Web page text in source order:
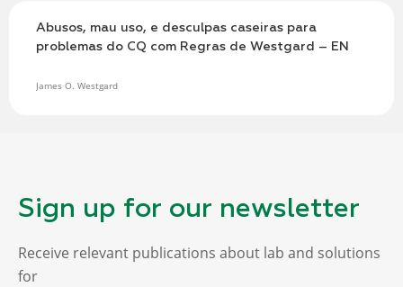
Abusos, mau uso, e desculpas caseiras para
problemas do CQ com Regras de Westgard – EN
James O. Westgard
Sign up for our newsletter
Receive relevant publications about lab and solutions
for